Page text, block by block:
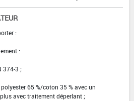
:
:
374-3 ;
65 %/coton 35 % avec un
avec traitement déperlant ;